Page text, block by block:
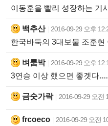
이동훈을 빨리 성장하는 기
백추산 2016-09-29 오후
한국바둑의 3대보물 조훈현
벼룸박 2016-09-29 오후
3연승 이상 했으면 좋겟다
금숫가락 2016-09-29 오전
frcoeco 2016-09-29 오전